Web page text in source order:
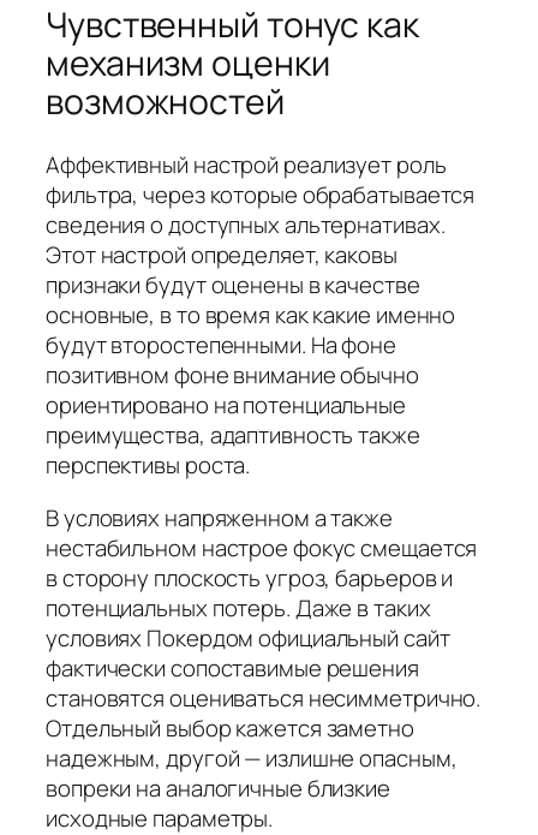
Чувственный тонус как
механизм оценки
возможностей
Аффективный настрой реализует роль
фильтра, через которые обрабатывается
сведения о доступных альтернативах.
Этот настрой определяет, каковы
признаки будут оценены в качестве
основные, в то время как какие именно
будут второстепенными. На фоне
позитивном фоне внимание обычно
ориентировано на потенциальные
преимущества, адаптивность также
перспективы роста.
В условиях напряженном а также
нестабильном настрое фокус смещается
в сторону плоскость угроз, барьеров и
потенциальных потерь. Даже в таких
условиях Покердом официальный сайт
фактически сопоставимые решения
становятся оцениваться несимметрично.
Отдельный выбор кажется заметно
надежным, другой — излишне опасным,
вопреки на аналогичные близкие
исходные параметры.